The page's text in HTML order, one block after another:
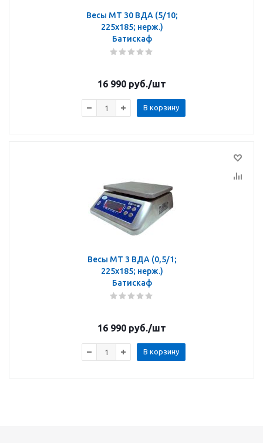
Весы МТ 30 ВДА (5/10;
225х185; нерж.)
Батискаф
16 990 руб./шт
В корзину
Весы МТ 3 ВДА (0,5/1;
225х185; нерж.)
Батискаф
16 990 руб./шт
В корзину